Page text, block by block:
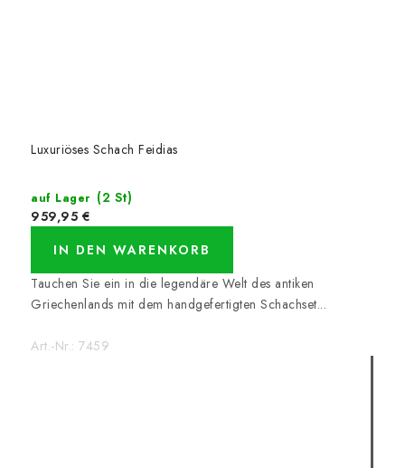
Luxuriöses Schach Feidias
auf Lager (2 St)
959,95 €
IN DEN WARENKORB
Tauchen Sie ein in die legendäre Welt des antiken
Griechenlands mit dem handgefertigten Schachset...
Art.-Nr.: 7459